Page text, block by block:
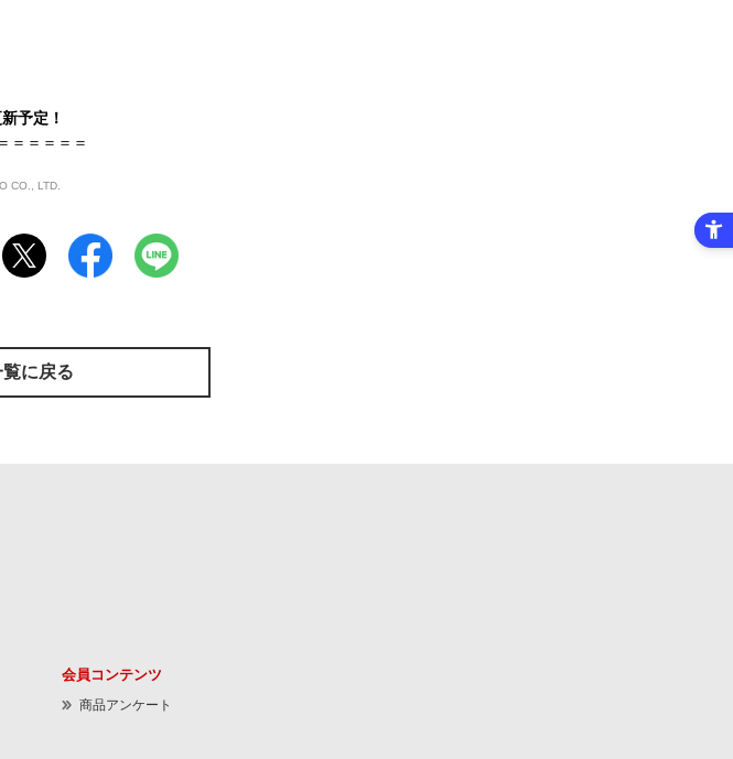
予定！
＝＝＝＝＝
CO., LTD.
に戻る
会員コンテンツ
商品アンケート